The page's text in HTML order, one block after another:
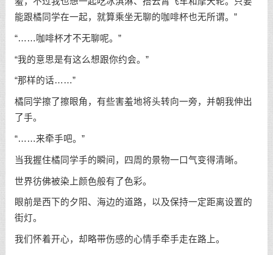
能跟橘同学在一起，就算乘坐无聊的咖啡杯也无所谓。”
“……咖啡杯才不无聊呢。”
“我的意思是有这么想跟你约会。”
“那样的话……”
橘同学擦了擦眼角，有些害羞地将头转向一旁，并朝我伸出
了手。
“……来牵手吧。”
当我握住橘同学手的瞬间，四周的景物一口气变得清晰。
世界彷佛被染上颜色般有了色彩。
眼前是西下的夕阳、海边的道路，以及保持一定距离设置的
街灯。
我们怀着开心，却略带伤感的心情手牵手走在路上。